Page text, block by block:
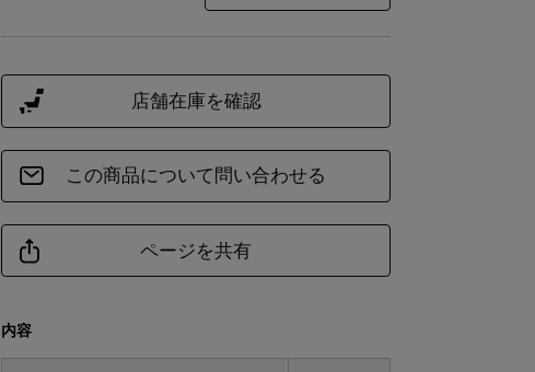
内容
この商品について問い合わせる
ページを共有
店舗在庫を確認